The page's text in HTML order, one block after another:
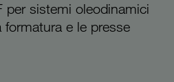
per sistemi oleodinamici
e le presse